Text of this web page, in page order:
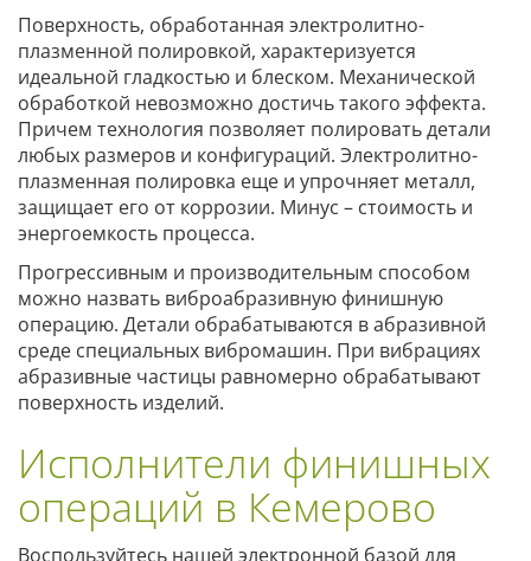
Поверхность, обработанная электролитно-
плазменной полировкой, характеризуется
идеальной гладкостью и блеском. Механической
обработкой невозможно достичь такого эффекта.
Причем технология позволяет полировать детали
любых размеров и конфигураций. Электролитно-
плазменная полировка еще и упрочняет металл,
защищает его от коррозии. Минус – стоимость и
энергоемкость процесса.
Прогрессивным и производительным способом
можно назвать виброабразивную финишную
операцию. Детали обрабатываются в абразивной
среде специальных вибромашин. При вибрациях
абразивные частицы равномерно обрабатывают
поверхность изделий.
Исполнители финишных
операций в Кемерово
Воспользуйтесь нашей электронной базой для